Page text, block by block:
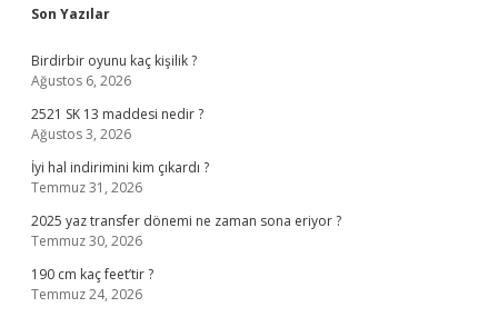
Sidebar
Son Yazılar
Birdirbir oyunu kaç kişilik ?
Ağustos 6, 2026
2521 SK 13 maddesi nedir ?
Ağustos 3, 2026
İyi hal indirimini kim çıkardı ?
Temmuz 31, 2026
2025 yaz transfer dönemi ne zaman sona eriyor ?
Temmuz 30, 2026
190 cm kaç feet’tir ?
Temmuz 24, 2026